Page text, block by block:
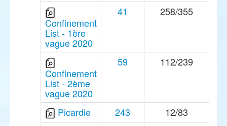
Confinement
List - 1ère
vague 2020
41 258/355
Confinement
List - 2ème
vague 2020
59 112/239
Picardie 243
12/83